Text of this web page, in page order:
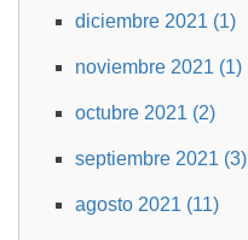
diciembre 2021 (1)
noviembre 2021 (1)
octubre 2021 (2)
septiembre 2021 (3)
agosto 2021 (11)